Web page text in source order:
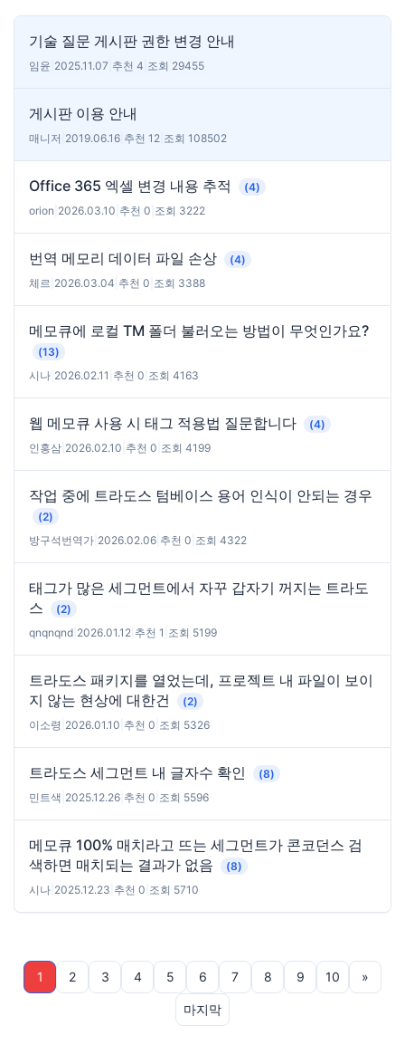
기술 질문 게시판 권한 변경 안내
임윤 2025.11.07 추천 4 조회 29455
게시판 이용 안내
매니저 2019.06.16 추천 12 조회 108502
Office 365 엑셀 변경 내용 추적
(4)
orion 2026.03.10 추천 0 조회 3222
번역 메모리 데이터 파일 손상
(4)
체르 2026.03.04 추천 0 조회 3388
메모큐에 로컬 TM 폴더 불러오는 방법이 무엇인가요?
(13)
시나 2026.02.11 추천 0 조회 4163
웹 메모큐 사용 시 태그 적용법 질문합니다
(4)
인홍삼 2026.02.10 추천 0 조회 4199
작업 중에 트라도스 텀베이스 용어 인식이 안되는 경우
(2)
방구석번역가 2026.02.06 추천 0 조회 4322
태그가 많은 세그먼트에서 자꾸 갑자기 꺼지는 트라도
스
(2)
qnqnqnd 2026.01.12 추천 1 조회 5199
트라도스 패키지를 열었는데, 프로젝트 내 파일이 보이
지 않는 현상에 대한건
(2)
이소령 2026.01.10 추천 0 조회 5326
트라도스 세그먼트 내 글자수 확인
(8)
민트색 2025.12.26 추천 0 조회 5596
메모큐 100% 매치라고 뜨는 세그먼트가 콘코던스 검
색하면 매치되는 결과가 없음
(8)
시나 2025.12.23 추천 0 조회 5710
1 2 3 4 5 6 7 8 9 10 »
마지막